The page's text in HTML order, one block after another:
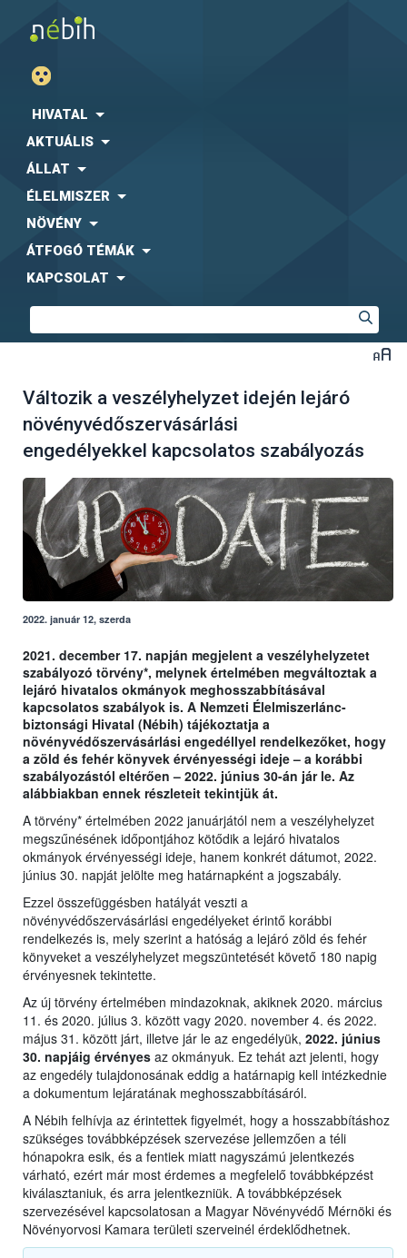
HIVATAL
AKTUÁLIS
ÁLLAT
ÉLELMISZER
NÖVÉNY
ÁTFOGÓ TÉMÁK
KAPCSOLAT
Változik a veszélyhelyzet idején lejáró
növényvédőszervásárlási
engedélyekkel kapcsolatos szabályozás
2022. január 12, szerda
2021. december 17. napján megjelent a veszélyhelyzetet
szabályozó törvény*, melynek értelmében megváltoztak a
lejáró hivatalos okmányok meghosszabbításával
kapcsolatos szabályok is. A Nemzeti Élelmiszerlánc-
biztonsági Hivatal (Nébih) tájékoztatja a
növényvédőszervásárlási engedéllyel rendelkezőket, hogy
a zöld és fehér könyvek érvényességi ideje – a korábbi
szabályozástól eltérően – 2022. június 30-án jár le. Az
alábbiakban ennek részleteit tekintjük át.
A törvény* értelmében 2022 januárjától nem a veszélyhelyzet
megszűnésének időpontjához kötődik a lejáró hivatalos
okmányok érvényességi ideje, hanem konkrét dátumot, 2022.
június 30. napját jelölte meg határnapként a jogszabály.
Ezzel összefüggésben hatályát veszti a
növényvédőszervásárlási engedélyeket érintő korábbi
rendelkezés is, mely szerint a hatóság a lejáró zöld és fehér
könyveket a veszélyhelyzet megszüntetését követő 180 napig
érvényesnek tekintette.
Az új törvény értelmében mindazoknak, akiknek 2020. március
11. és 2020. július 3. között vagy 2020. november 4. és 2022.
május 31. között járt, illetve jár le az engedélyük, 2022. június
30. napjáig érvényes az okmányuk. Ez tehát azt jelenti, hogy
az engedély tulajdonosának eddig a határnapig kell intézkednie
a dokumentum lejáratának meghosszabbításáról.
A Nébih felhívja az érintettek figyelmét, hogy a hosszabbításhoz
szükséges továbbképzések szervezése jellemzően a téli
hónapokra esik, és a fentiek miatt nagyszámú jelentkezés
várható, ezért már most érdemes a megfelelő továbbképzést
kiválasztaniuk, és arra jelentkezniük. A továbbképzések
szervezésével kapcsolatosan a Magyar Növényvédő Mérnöki és
Növényorvosi Kamara területi szerveinél érdeklődhetnek.